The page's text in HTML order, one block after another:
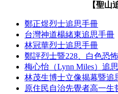
【聖山
鄭正煜烈士追思手冊
台灣神道楊緒東追思手冊
林冠華烈士追思手冊
鄭評烈士暨228、白色恐
梅心怡（Lynn Miles）追
林茂生博士立像揭幕暨追
原住民自治先覺者高一